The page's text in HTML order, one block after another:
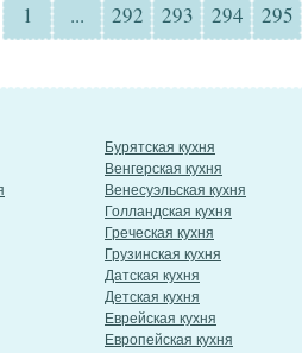
1 ... 292 293 294 295
Бурятская кухня
Венгерская кухня
Венесуэльская кухня
Голландская кухня
Греческая кухня
Грузинская кухня
Датская кухня
Детская кухня
Еврейская кухня
Европейская кухня